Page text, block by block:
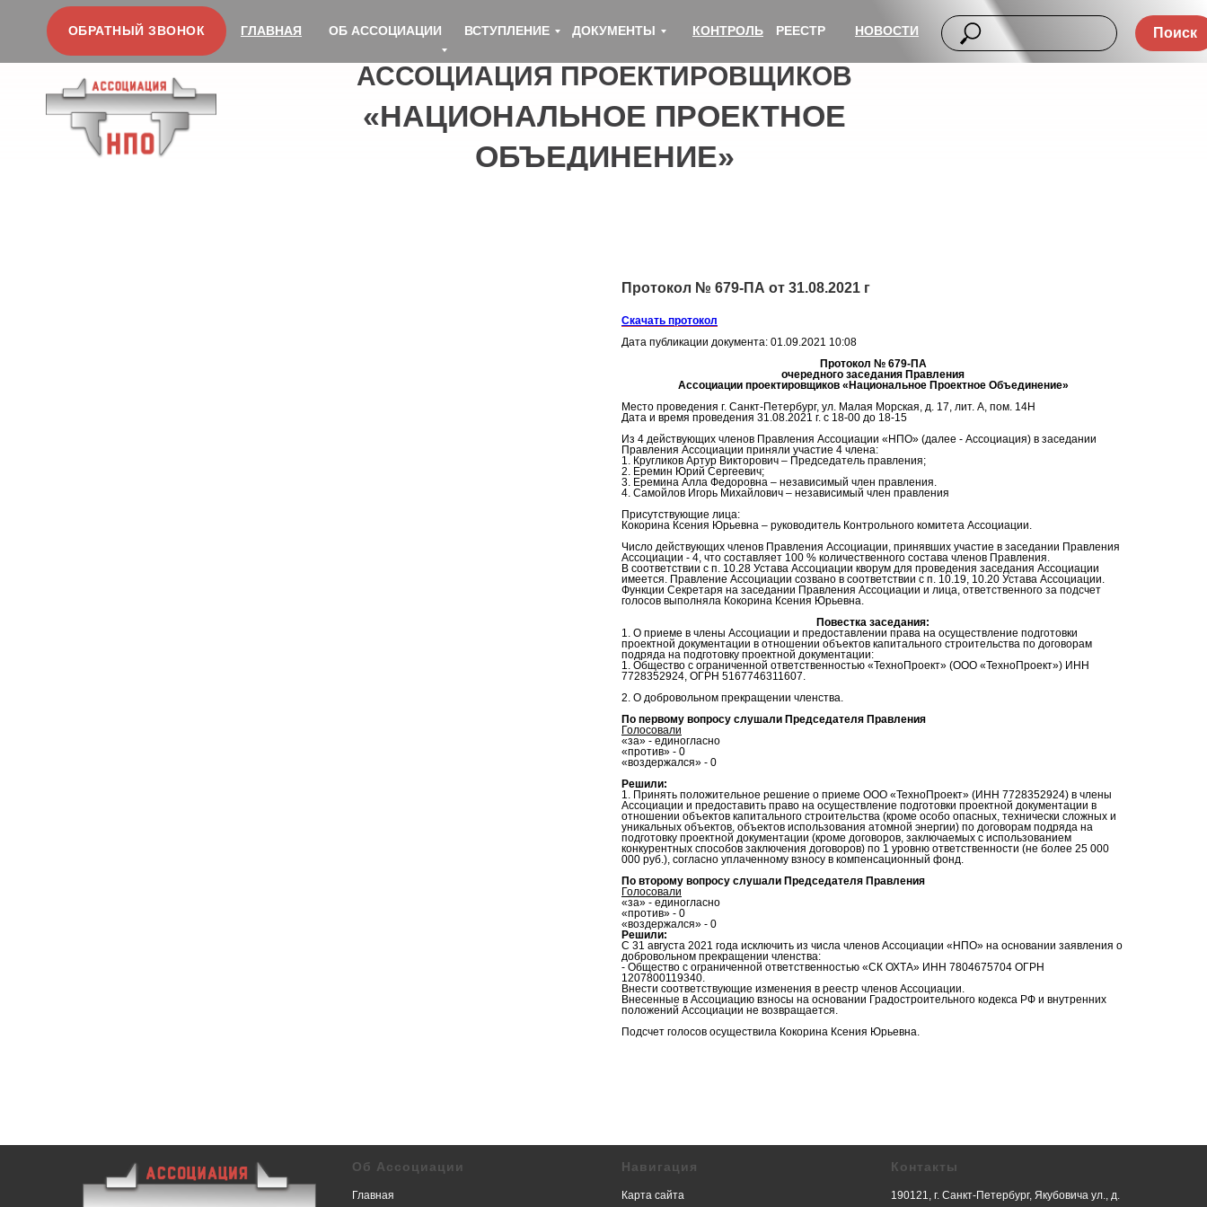
ОБ АССОЦИАЦИИ ДОКУМЕНТЫ
ВСТУПЛЕНИЕ КОНТРОЛЬ
ГЛАВНАЯ РЕЕСТР НОВОСТИ
ОБРАТНЫЙ ЗВОНОК Поиск
АССОЦИАЦИЯ ПРОЕКТИРОВЩИКОВ
«НАЦИОНАЛЬНОЕ ПРОЕКТНОЕ
ОБЪЕДИНЕНИЕ»
Протокол № 679-ПА от 31.08.2021 г
Скачать протокол
Дата публикации документа: 01.09.2021 10:08
Протокол № 679-ПА
очередного заседания Правления
Ассоциации проектировщиков «Национальное Проектное Объединение»
Место проведения г. Санкт-Петербург, ул. Малая Морская, д. 17, лит. А, пом. 14Н
Дата и время проведения 31.08.2021 г. с 18-00 до 18-15
Из 4 действующих членов Правления Ассоциации «НПО» (далее - Ассоциация) в заседании
Правления Ассоциации приняли участие 4 члена:
1. Кругликов Артур Викторович – Председатель правления;
2. Еремин Юрий Сергеевич;
3. Еремина Алла Федоровна – независимый член правления.
4. Самойлов Игорь Михайлович – независимый член правления
Присутствующие лица:
Кокорина Ксения Юрьевна – руководитель Контрольного комитета Ассоциации.
Число действующих членов Правления Ассоциации, принявших участие в заседании Правления
Ассоциации - 4, что составляет 100 % количественного состава членов Правления.
В соответствии с п. 10.28 Устава Ассоциации кворум для проведения заседания Ассоциации
имеется. Правление Ассоциации созвано в соответствии с п. 10.19, 10.20 Устава Ассоциации.
Функции Секретаря на заседании Правления Ассоциации и лица, ответственного за подсчет
голосов выполняла Кокорина Ксения Юрьевна.
Повестка заседания:
1. О приеме в члены Ассоциации и предоставлении права на осуществление подготовки
проектной документации в отношении объектов капитального строительства по договорам
подряда на подготовку проектной документации:
1. Общество с ограниченной ответственностью «ТехноПроект» (ООО «ТехноПроект») ИНН
7728352924, ОГРН 5167746311607.
2. О добровольном прекращении членства.
По первому вопросу слушали Председателя Правления
Голосовали
«за» - единогласно
«против» - 0
«воздержался» - 0
Решили:
1. Принять положительное решение о приеме ООО «ТехноПроект» (ИНН 7728352924) в члены
Ассоциации и предоставить право на осуществление подготовки проектной документации в
отношении объектов капитального строительства (кроме особо опасных, технически сложных и
уникальных объектов, объектов использования атомной энергии) по договорам подряда на
подготовку проектной документации (кроме договоров, заключаемых с использованием
конкурентных способов заключения договоров) по 1 уровню ответственности (не более 25 000
000 руб.), согласно уплаченному взносу в компенсационный фонд.
По второму вопросу слушали Председателя Правления
Голосовали
«за» - единогласно
«против» - 0
«воздержался» - 0
Решили:
С 31 августа 2021 года исключить из числа членов Ассоциации «НПО» на основании заявления о
добровольном прекращении членства:
- Общество с ограниченной ответственностью «СК ОХТА» ИНН 7804675704 ОГРН
1207800119340.
Внести соответствующие изменения в реестр членов Ассоциации.
Внесенные в Ассоциацию взносы на основании Градостроительного кодекса РФ и внутренних
положений Ассоциации не возвращается.
Подсчет голосов осуществила Кокорина Ксения Юрьевна.
Об Ассоциации
Главная
Навигация
Карта сайта
Контакты
190121, г. Санкт-Петербург, Якубовича ул., д.